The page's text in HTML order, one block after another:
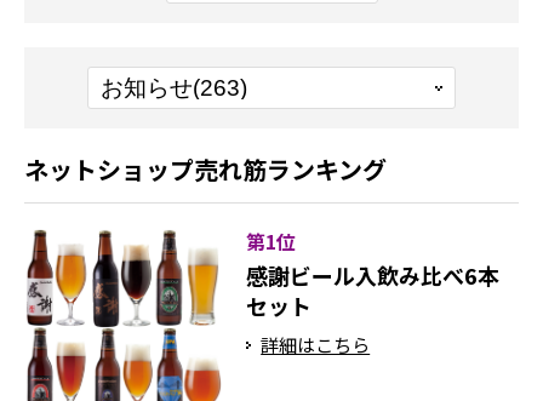
ネットショップ売れ筋ランキング
第1位
感謝ビール入飲み比べ6本
セット
詳細はこちら